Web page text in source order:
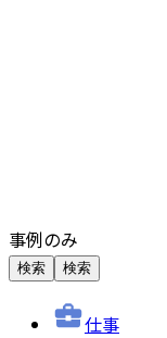
事例のみ
検索 検索
仕事